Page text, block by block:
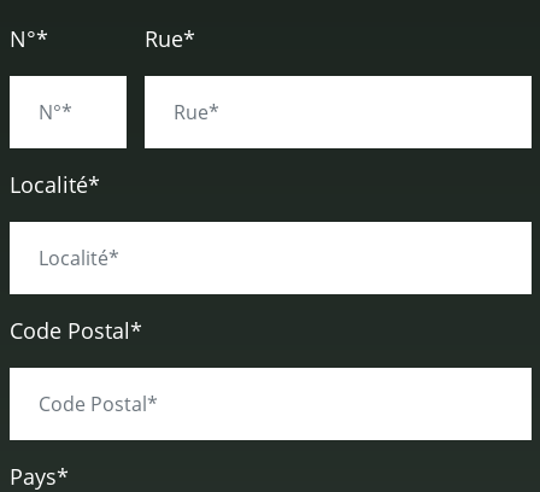
N°* Rue*
Localité*
Code Postal*
Pays*